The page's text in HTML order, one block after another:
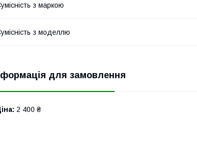
з маркою
з моделлю
для замовлення
2 400 ₴